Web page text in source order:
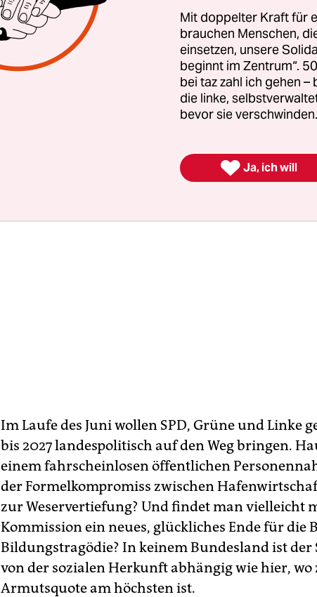
Dreierbündnis zu schaffen.
Diesmal kennt man sich besser. Alle drei
Einmütigkeit das Go für die Verhandlungen
nach ihrem Debakel von 2019 sitzt die SPD nach
in der Wäh­le­r*in­n­en­gunst
Im Laufe des Juni wollen SPD, Grüne und Linke
bis 2027 landespolitisch auf den Weg bringen.
einem fahrscheinlosen öffentlichen
der Formelkompromiss zwischen
zur Weservertiefung? Und findet man vielleicht
Kommission ein neues, glückliches Ende für die
Bildungstragödie? In keinem Bundesland ist der
von der sozialen Herkunft abhängig wie hier, wo
Armutsquote am höchsten ist.
Mit doppelter Kraft für
brauchen Menschen,
einsetzen, unsere
beginnt im Zentrum“.
bei taz zahl ich gehen
die linke,
bevor sie
 Ja, ich will